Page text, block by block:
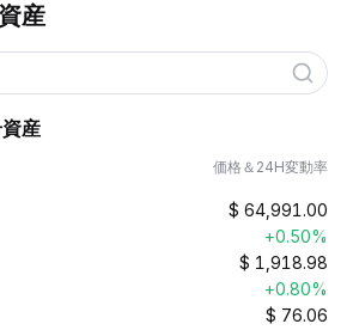
産
産
価格＆24H変動率
$ 64,991.00
+0.50%
$ 1,918.98
+0.80%
$ 76.06